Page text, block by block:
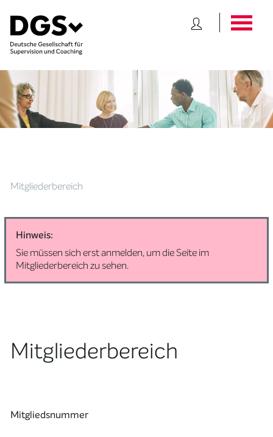
Mitgliederbereich
Hinweis:
Sie müssen sich erst anmelden, um die Seite im
Mitgliederbereich zu sehen.
Mitgliederbereich
Mitgliedsnummer